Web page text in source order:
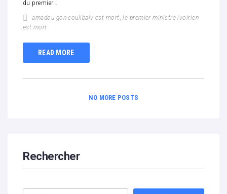
du premier…
amadou gon coulibaly est mort,le premier ministre ivoirien
est mort
READ MORE
NO MORE POSTS
Rechercher